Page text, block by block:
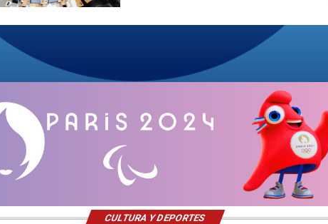
CULTURA Y DEPORTES